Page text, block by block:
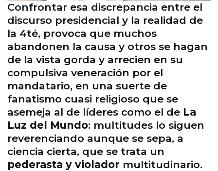
Confrontar esa discrepancia entre el
discurso presidencial y la realidad de
la 4té, provoca que muchos
abandonen la causa y otros se hagan
de la vista gorda y arrecien en su
compulsiva veneración por el
mandatario, en una suerte de
fanatismo cuasi religioso que se
asemeja al de líderes como el de La
Luz del Mundo: multitudes lo siguen
reverenciando aunque se sepa, a
ciencia cierta, que se trata un
pederasta y violador multitudinario.